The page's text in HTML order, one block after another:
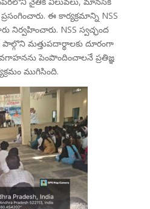
ఈ కార్యక్రమాన్ని NSS
నిర్వహించారు. NSS స్వచ్ఛంద
పాల్గొని మత్తుపదార్థాలకు దూరంగా
పెంపొందించాలనే ప్రతిజ్ఞ
ముగిసింది.